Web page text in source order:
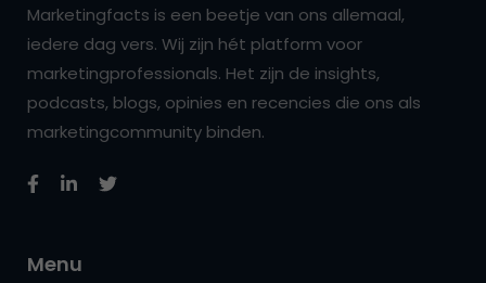
Marketingfacts is een beetje van ons allemaal,
iedere dag vers. Wij zijn hét platform voor
marketingprofessionals. Het zijn de insights,
podcasts, blogs, opinies en recencies die ons als
marketingcommunity binden.
Menu